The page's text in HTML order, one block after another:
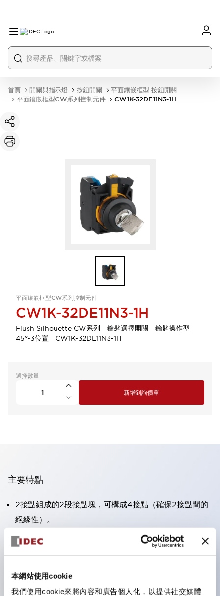
本網站使用cookie
我們使用cookie來將內容和廣告個人化，以提供社交媒體
首頁 開關與指示燈 按鈕開關
平面鑲嵌框型 按鈕開關
平面鑲嵌框型CW系列控制元件
CW1K-32DE11N3-1H
平面鑲嵌框型CW系列控制元件
CW1K-32DE11N3-1H
Flush Silhouette CW系列 鑰匙選擇開關 鑰匙操作型
45°-3位置 CW1K-32DE11N3-1H
選擇數量
新增到詢價單
主要特點
2接點組成的2段接點塊，可構成4接點（確保2接點間的
絕緣性）。
面板深度39.9mm（※11段接點塊）、59.9mm（※22段
接點塊）。可實現省空間設計。
防護結構